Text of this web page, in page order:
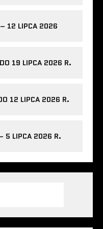
12 LIPCA 2026
19 LIPCA 2026 R.
12 LIPCA 2026 R.
5 LIPCA 2026 R.